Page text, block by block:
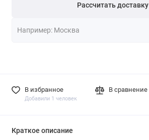
Рассчитать доставку
В избранное
Добавили 1 человек
В сравнение
Краткое описание